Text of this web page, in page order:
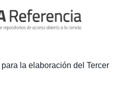
la elaboración del Tercer